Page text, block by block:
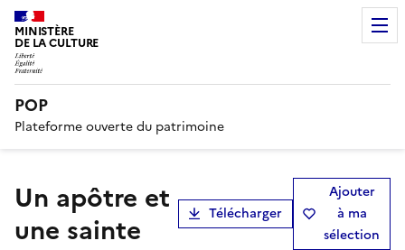
MINISTÈRE
DE LA CULTURE
POP
Plateforme ouverte du patrimoine
Un apôtre et
une sainte
Télécharger
Ajouter
à ma
sélection